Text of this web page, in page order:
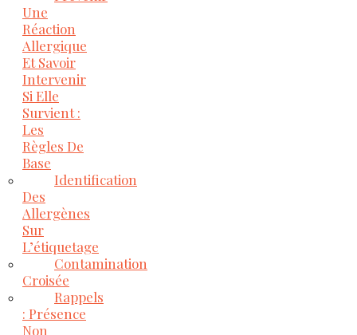
Une
Réaction
Allergique
Et Savoir
Intervenir
Si Elle
Survient :
Les
Règles De
Base
Identification
Des
Allergènes
Sur
L’étiquetage
Contamination
Croisée
Rappels
: Présence
Non